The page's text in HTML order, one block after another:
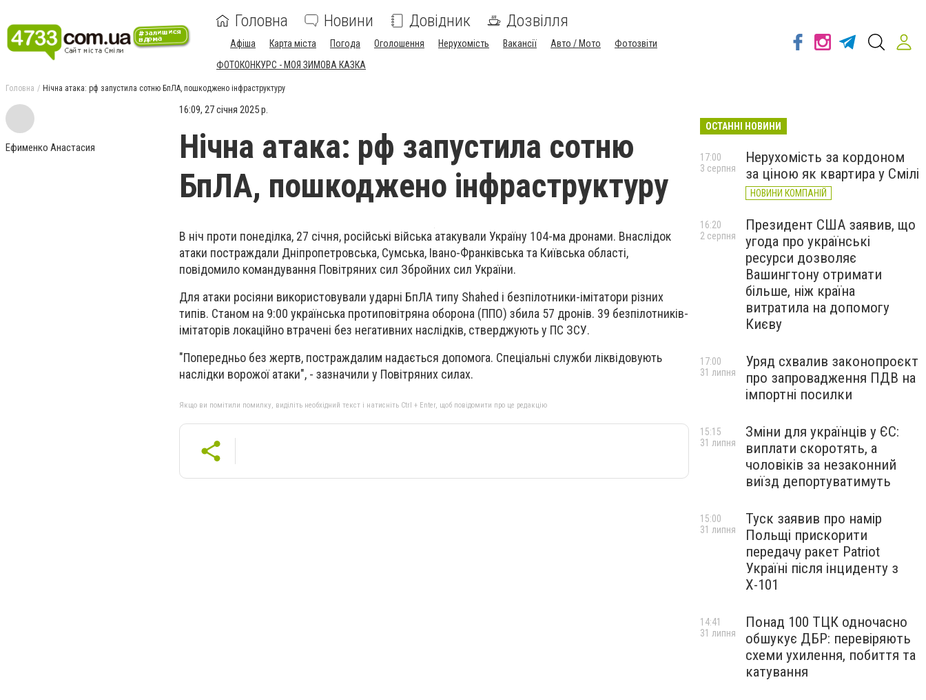
Головна Новини Довідник Дозвілля
Афіша Карта міста Погода Оголошення Нерухомість Вакансії Авто / Мото
Фотозвіти
ФОТОКОНКУРС - МОЯ ЗИМОВА КАЗКА
Головна Нічна атака: рф запустила сотню БпЛА, пошкоджено інфраструктуру
Ефименко Анастасия
16:09, 27 січня 2025 р.
Нічна атака: рф запустила сотню
БпЛА, пошкоджено інфраструктуру
В ніч проти понеділка, 27 січня, російські війська атакували Україну 104-ма дронами. Внаслідок
атаки постраждали Дніпропетровська, Сумська, Івано-Франківська та Київська області,
повідомило командування Повітряних сил Збройних сил України.
Для атаки росіяни використовували ударні БпЛА типу Shahed і безпілотники-імітатори різних
типів. Станом на 9:00 українська протиповітряна оборона (ППО) збила 57 дронів. 39 безпілотників-
імітаторів локаційно втрачені без негативних наслідків, стверджують у ПС ЗСУ.
"Попередньо без жертв, постраждалим надається допомога. Спеціальні служби ліквідовують
наслідки ворожої атаки", - зазначили у Повітряних силах.
Якщо ви помітили помилку, виділіть необхідний текст і натисніть Ctrl + Enter, щоб повідомити про це редакцію
ОСТАННІ НОВИНИ
Нерухомість за кордоном
за ціною як квартира у Смілі
НОВИНИ КОМПАНІЙ
17:00
3 серпня
Президент США заявив, що
угода про українські
ресурси дозволяє
Вашингтону отримати
більше, ніж країна
витратила на допомогу
Києву
16:20
2 серпня
Уряд схвалив законопроєкт
про запровадження ПДВ на
імпортні посилки
17:00
31 липня
Зміни для українців у ЄС:
виплати скоротять, а
чоловіків за незаконний
виїзд депортуватимуть
15:15
31 липня
Туск заявив про намір
Польщі прискорити
передачу ракет Patriot
Україні після інциденту з
Х-101
15:00
31 липня
Понад 100 ТЦК одночасно
обшукує ДБР: перевіряють
схеми ухилення, побиття та
катування
14:41
31 липня